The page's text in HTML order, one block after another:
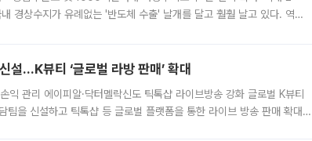
경상수지가 유례없는 '반도체 수출' 날개를 달고 훨훨 날고 있다. 역대
설…K뷰티 ‘글로벌 라방 판매’ 확대
익 관리 에이피알·닥터멜락신도 틱톡샵 라이브방송 강화 글로벌 K뷰티
팀을 신설하고 틱톡샵 등 글로벌 플랫폼을 통한 라이브 방송 판매 확대에